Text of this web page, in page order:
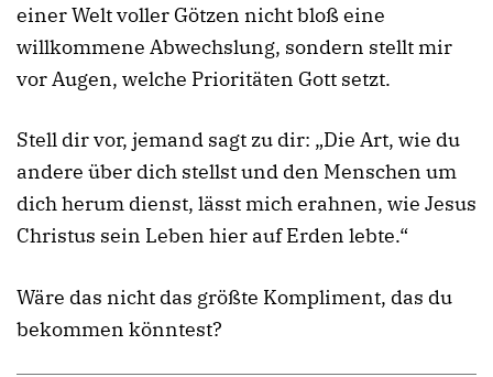
einer Welt voller Götzen nicht bloß eine
willkommene Abwechslung, sondern stellt mir
vor Augen, welche Prioritäten Gott setzt.
Stell dir vor, jemand sagt zu dir: „Die Art, wie du
andere über dich stellst und den Menschen um
dich herum dienst, lässt mich erahnen, wie Jesus
Christus sein Leben hier auf Erden lebte.“
Wäre das nicht das größte Kompliment, das du
bekommen könntest?